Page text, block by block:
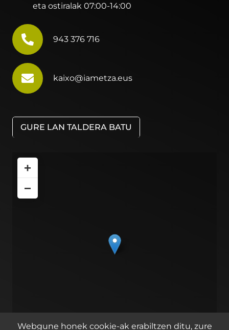
eta ostiralak 07:00-14:00
943 376 716
kaixo@iametza.eus
GURE LAN TALDERA BATU
+
−
Webgune honek cookie-ak erabiltzen ditu, zure